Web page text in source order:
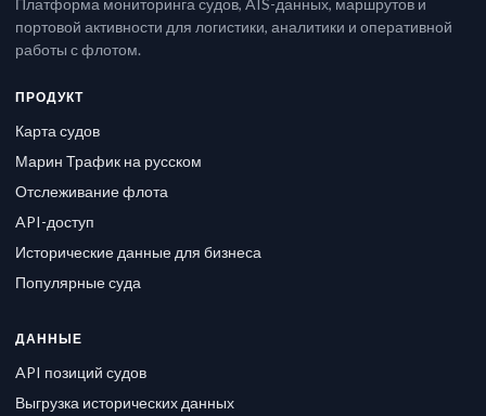
Платформа мониторинга судов, AIS-данных, маршрутов и
портовой активности для логистики, аналитики и оперативной
работы с флотом.
ПРОДУКТ
Карта судов
Марин Трафик на русском
Отслеживание флота
API-доступ
Исторические данные для бизнеса
Популярные суда
ДАННЫЕ
API позиций судов
Выгрузка исторических данных